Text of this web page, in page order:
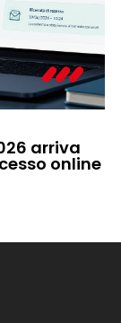
arriva
online